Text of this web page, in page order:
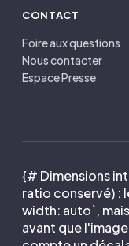
CONTACT
Foire aux questions
Nous contacter
Espace Presse
{# Dimensions
ratio conservé) :
width: auto`,
avant que